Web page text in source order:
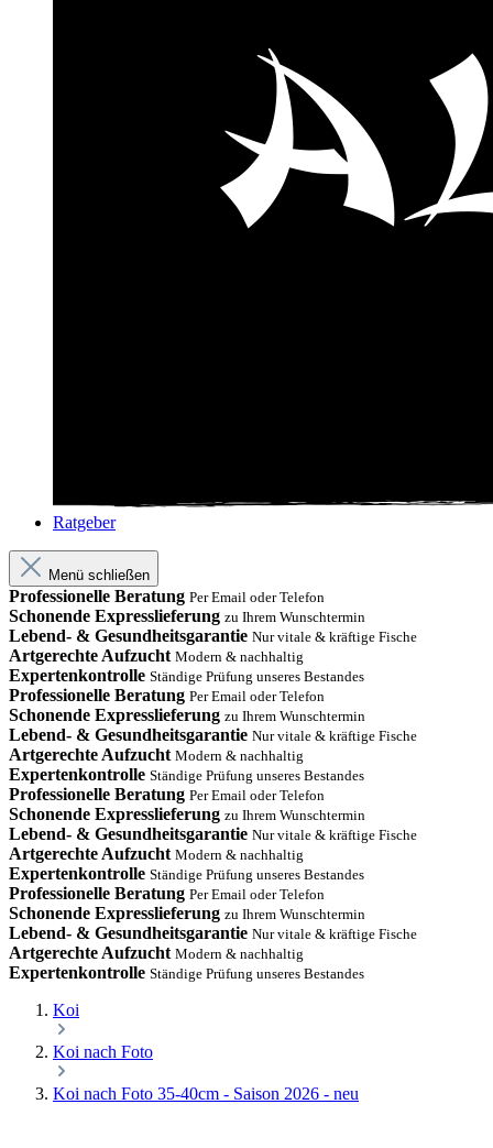
Ratgeber
Menü schließen
Professionelle Beratung Per Email oder Telefon
Schonende Expresslieferung zu Ihrem Wunschtermin
Lebend- & Gesundheitsgarantie Nur vitale & kräftige Fische
Artgerechte Aufzucht Modern & nachhaltig
Expertenkontrolle Ständige Prüfung unseres Bestandes
Professionelle Beratung Per Email oder Telefon
Schonende Expresslieferung zu Ihrem Wunschtermin
Lebend- & Gesundheitsgarantie Nur vitale & kräftige Fische
Artgerechte Aufzucht Modern & nachhaltig
Expertenkontrolle Ständige Prüfung unseres Bestandes
Professionelle Beratung Per Email oder Telefon
Schonende Expresslieferung zu Ihrem Wunschtermin
Lebend- & Gesundheitsgarantie Nur vitale & kräftige Fische
Artgerechte Aufzucht Modern & nachhaltig
Expertenkontrolle Ständige Prüfung unseres Bestandes
Professionelle Beratung Per Email oder Telefon
Schonende Expresslieferung zu Ihrem Wunschtermin
Lebend- & Gesundheitsgarantie Nur vitale & kräftige Fische
Artgerechte Aufzucht Modern & nachhaltig
Expertenkontrolle Ständige Prüfung unseres Bestandes
Koi
Koi nach Foto
Koi nach Foto 35-40cm - Saison 2026 - neu